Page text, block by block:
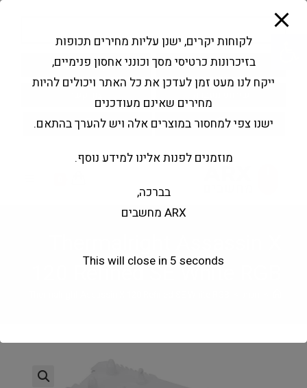
פתח סרגל נגישות
Products
search
החשבון שלי בקשה להצעה
120 Refined SE White RGB
לקוחות יקרים, ישנן עליות מחירים תכופות
בזיכרונות כרטיסי מסך וכונני אחסון פנימיים,
ייקח לנו מעט זמן לעדכן את כל האתר ויכולים להיות
מחירים שאינם מעודכנים
ישנו צפי למחסור במוצרים אלה ויש להערך בהתאם.
מוזמנים לפנות אלינו למידע נוסף.
בברכה,
ARX מחשבים
This will close in 5 seconds